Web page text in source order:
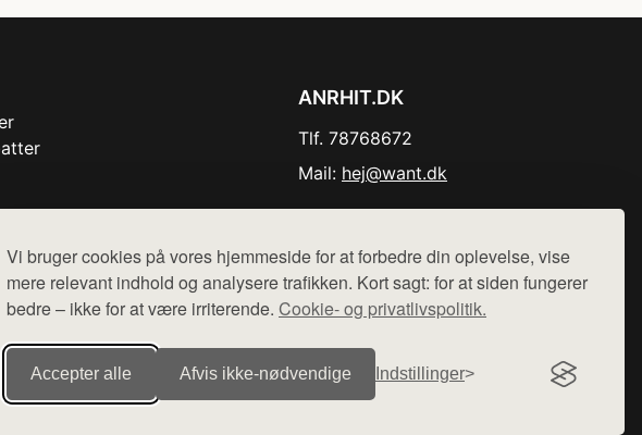
Vi bruger cookies på vores hjemmeside for at forbedre din oplevelse, vise
mere relevant indhold og analysere trafikken. Kort sagt: for at siden fungerer
bedre – ikke for at være irriterende. Cookie- og privatlivspolitik.
Accepter alle Afvis ikke‑nødvendige Indstillinger
ANRHIT.DK
Tlf. 78768672
Mail: hej@want.dk
webshops. Der sælges ikke varer fra denne side - vi henviser til de shops,